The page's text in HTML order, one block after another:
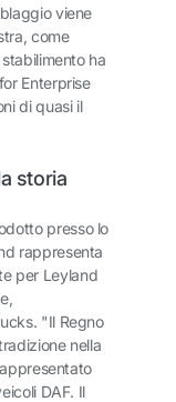
viene
come
ha
Enterprise
di quasi il
storia
presso lo
rappresenta
per Leyland
"Il Regno
nella
DAF. Il